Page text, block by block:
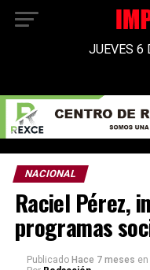
JUEVES 6
NACIONAL
Raciel Pérez,
programas
Publicado Hace 7 meses en